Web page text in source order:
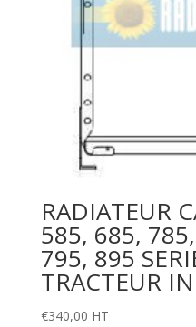
RADIATEUR
585, 685,
795, 895
TRACTEUR
€340,00 HT